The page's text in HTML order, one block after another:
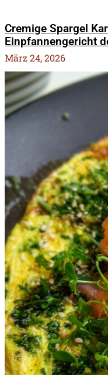
Cremige Spargel
Einpfannengericht
März 24, 2026